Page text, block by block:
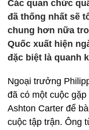
Các quan chức
đã thống nhất sẽ
chung hơn nữa
Quốc xuất hiện
đặc biệt là quanh
Ngoại trưởng
đã có một cuộc
Ashton Carter để
cuộc tập trận. Ông